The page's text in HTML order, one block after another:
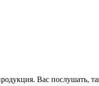
Вас послушать,